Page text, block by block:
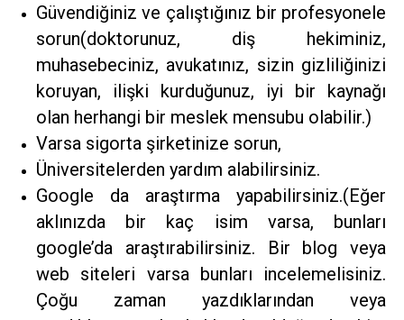
Güvendiğiniz ve çalıştığınız bir profesyonele
sorun(doktorunuz, diş hekiminiz,
muhasebeciniz, avukatınız, sizin gizliliğinizi
koruyan, ilişki kurduğunuz, iyi bir kaynağı
olan herhangi bir meslek mensubu olabilir.)
Varsa sigorta şirketinize sorun,
Üniversitelerden yardım alabilirsiniz.
Google da araştırma yapabilirsiniz.(Eğer
aklınızda bir kaç isim varsa, bunları
google’da araştırabilirsiniz. Bir blog veya
web siteleri varsa bunları incelemelisiniz.
Çoğu zaman yazdıklarından veya